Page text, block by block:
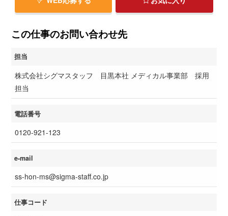
この仕事のお問い合わせ先
担当
株式会社シグマスタッフ 目黒本社 メディカル事業部 採用
担当
電話番号
0120-921-123
e-mail
ss-hon-ms@sigma-staff.co.jp
仕事コード